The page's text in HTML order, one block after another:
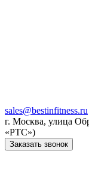
sales@bestinfitness.ru
г. Москва, улица
«РТС»)
Заказать звонок